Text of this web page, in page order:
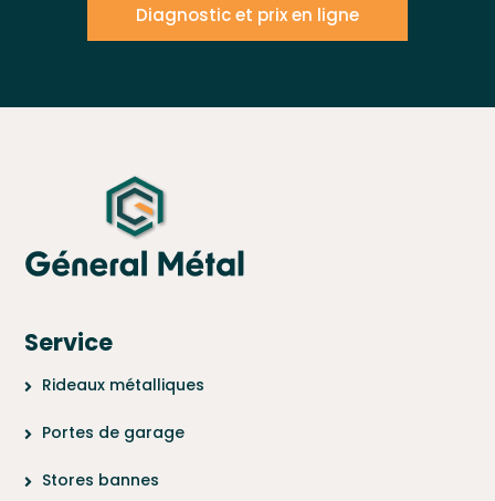
Diagnostic et prix en ligne
Service
Rideaux métalliques
Portes de garage
Stores bannes